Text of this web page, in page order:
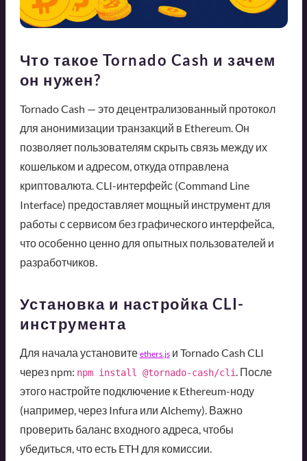
Что такое Tornado Cash и зачем
он нужен?
Tornado Cash — это децентрализованный протокол
для анонимизации транзакций в Ethereum. Он
позволяет пользователям скрыть связь между их
кошельком и адресом, откуда отправлена
криптовалюта. CLI-интерфейс (Command Line
Interface) предоставляет мощный инструмент для
работы с сервисом без графического интерфейса,
что особенно ценно для опытных пользователей и
разработчиков.
Установка и настройка CLI-
инструмента
Для начала установите ethers.jsи Tornado Cash CLI
через npm: npm install @tornado-cash/cli. После
этого настройте подключение к Ethereum-ноду
(например, через Infura или Alchemy). Важно
проверить баланс входного адреса, чтобы
убедиться, что есть ETH для комиссии.